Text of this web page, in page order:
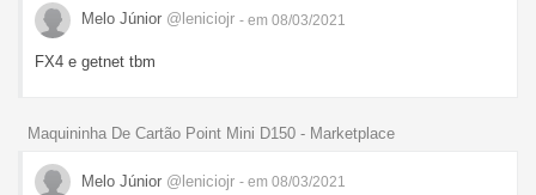
Melo Júnior @leniciojr - em 08/03/2021
FX4 e getnet tbm
Maquininha De Cartão Point Mini D150 - Marketplace
Melo Júnior @leniciojr - em 08/03/2021